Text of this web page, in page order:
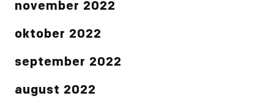
november 2022
oktober 2022
september 2022
august 2022